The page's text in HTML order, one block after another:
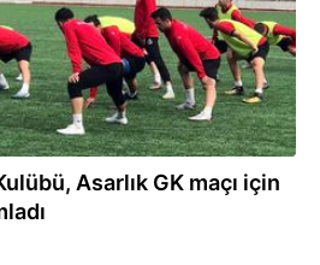
Asarlık GK maçı için